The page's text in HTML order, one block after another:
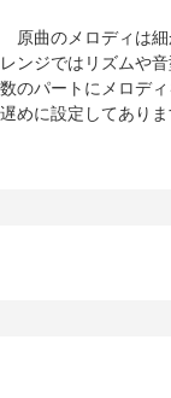
原曲のメロディは細
レンジではリズムや
数のパートにメロデ
遅めに設定してあり